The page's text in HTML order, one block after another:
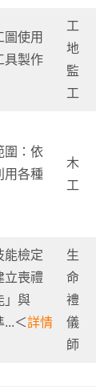
圖使用
具製作
工
地
監
工
圍：依
用各種
木
工
能檢定
立喪禮
」與
...＜詳情
生
命
禮
儀
師